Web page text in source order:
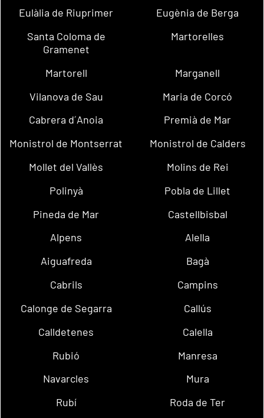
Eulàlia de Riuprimer
Eugènia de Berga
Santa Coloma de
Gramenet
Martorelles
Martorell
Marganell
Vilanova de Sau
Maria de Corcó
Cabrera d´Anoia
Premià de Mar
Monistrol de Montserrat
Monistrol de Calders
Mollet del Vallès
Molins de Rei
Polinyà
Pobla de Lillet
Pineda de Mar
Castellbisbal
Alpens
Alella
Aiguafreda
Bagà
Cabrils
Campins
Calonge de Segarra
Callús
Calldetenes
Calella
Rubió
Manresa
Navarcles
Mura
Rubí
Roda de Ter